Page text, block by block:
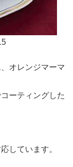
オレンジマーマ
ーティングした
しています。